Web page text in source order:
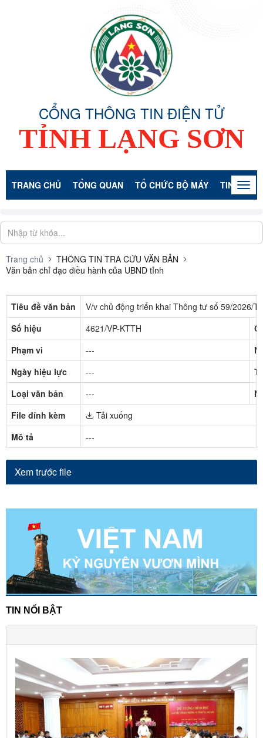
CỔNG THÔNG TIN ĐIỆN TỬ
TỈNH LẠNG SƠN
TRANG CHỦ TỔNG QUAN TỔ CHỨC BỘ MÁY TIN TỨC -
Trang chủ
THÔNG TIN TRA CỨU VĂN BẢN
Văn bản chỉ đạo điều hành của UBND tỉnh
Tiêu đề văn bản
V/v chủ động triển khai Thông tư số 59/2026/
Số hiệu
4621/VP-KTTH
Phạm vi
---
Ngày hiệu lực
---
Loại văn bản
---
File đính kèm
Tải xuống
Mô tả
---
Xem trước file
TIN NỔI BẬT